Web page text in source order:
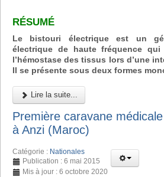
RÉSUMÉ
Le bistouri électrique est un
électrique de haute fréquence
l’hémostase des tissus lors d’une
Il se présente sous deux formes
Lire la suite...
Première caravane
à Anzi (Maroc)
Catégorie : Nationales
Publication : 6 mai 2015
Mis à jour : 6 octobre 2020